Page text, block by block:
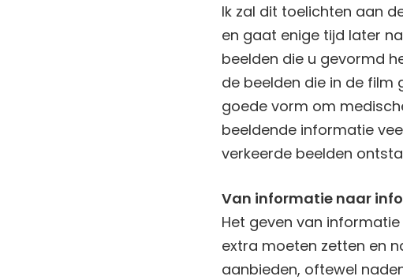
Ik zal dit toelichten aan
en gaat enige tijd later
beelden die u gevormd
de beelden die in de film
goede vorm om
beeldende informatie
verkeerde beelden
Van informatie naar
Het geven van
extra moeten zetten en
aanbieden, oftewel